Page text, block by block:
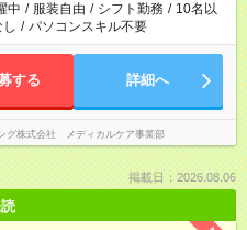
中 / 服装自由 / シフト勤務 / 10名以
/ パソコンスキル不要
する 詳細へ
グ株式会社 メディカルケア事業部
掲載日：2026.08.06